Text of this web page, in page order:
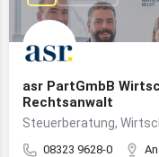
asr PartGmbB
Rechtsanwalt
08323 9628-0